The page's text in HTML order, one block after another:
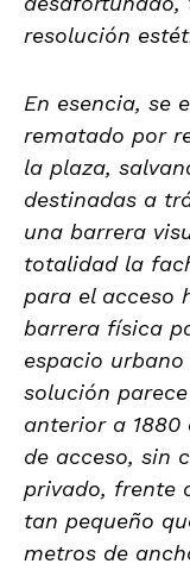
resolución
En esencia, se
rematado por
la plaza,
destinadas a
una barrera
totalidad la
para el acceso
barrera física
espacio
solución
anterior a 1880
de acceso, sin
privado, frente
tan pequeño
metros de